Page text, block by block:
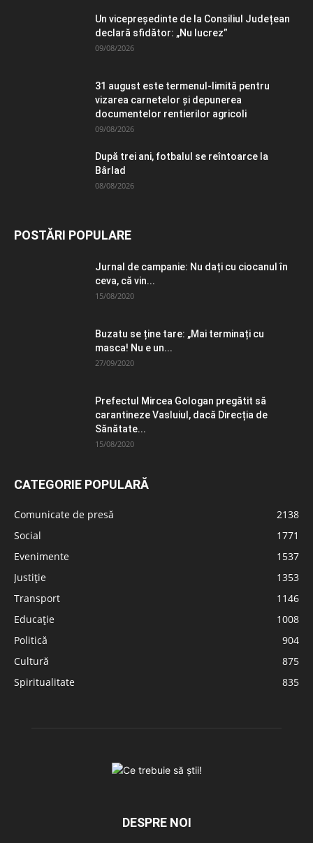
Un vicepreședinte de la Consiliul Județean
declară sfidător: „Nu lucrez”
09/08/2026
31 august este termenul-limită pentru
vizarea carnetelor și depunerea
documentelor rentierilor agricoli
09/08/2026
După trei ani, fotbalul se reîntoarce la
Bârlad
08/08/2026
POSTĂRI POPULARE
Jurnal de campanie: Nu dați cu ciocanul în
ceva, că vin...
15/08/2020
Buzatu se ține tare: „Mai terminați cu
masca! Nu e un...
27/09/2020
Prefectul Mircea Gologan pregătit să
carantineze Vasluiul, dacă Direcția de
Sănătate...
15/08/2020
CATEGORIE POPULARĂ
Comunicate de presă
2138
Social
1771
Evenimente
1537
Justiție
1353
Transport
1146
Educație
1008
Politică
904
Cultură
875
Spiritualitate
835
DESPRE NOI